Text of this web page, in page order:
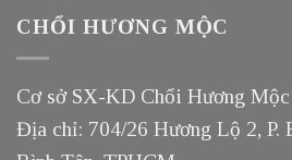
CHỔI HƯƠNG MỘC
Cơ sở SX-KD Chổi Hương Mộc
Địa chỉ: 704/26 Hương Lộ 2, P.